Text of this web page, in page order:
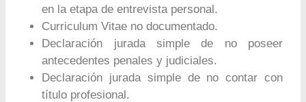
en la etapa de entrevista personal.
Curriculum Vitae no documentado.
Declaración jurada simple de no poseer
antecedentes penales y judiciales.
Declaración jurada simple de no contar con
título profesional.